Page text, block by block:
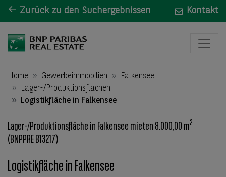
Zurück zu den Suchergebnissen Kontakt
Home Gewerbeimmobilien
Falkensee
Lager-/Produktionsflächen
Logistikfläche in Falkensee
Lager-/Produktionsfläche in Falkensee mieten 8.000,00 m2
(BNPPRE B13217)
Logistikfläche in Falkensee